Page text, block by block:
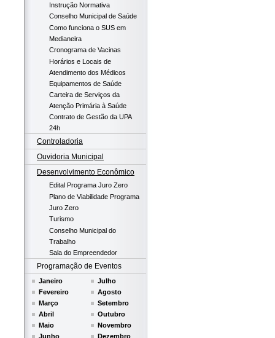
Instrução Normativa
Conselho Municipal de Saúde
Como funciona o SUS em
Medianeira
Cronograma de Vacinas
Horários e Locais de
Atendimento dos Médicos
Equipamentos de Saúde
Carteira de Serviços da
Atenção Primária à Saúde
Contrato de Gestão da UPA
24h
Controladoria
Ouvidoria Municipal
Desenvolvimento Econômico
Edital Programa Juro Zero
Plano de Viabilidade Programa
Juro Zero
Turismo
Conselho Municipal do
Trabalho
Sala do Empreendedor
Programação de Eventos
Janeiro
Fevereiro
Março
Abril
Maio
Junho
Julho
Agosto
Setembro
Outubro
Novembro
Dezembro